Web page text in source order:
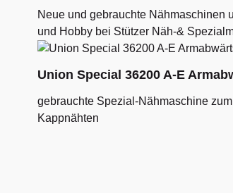
Neue und gebrauchte Nähmaschinen
und Hobby bei Stützer Näh-&
Union Special 36200 A-E
gebrauchte Spezial-Nähmaschine
Kappnähten